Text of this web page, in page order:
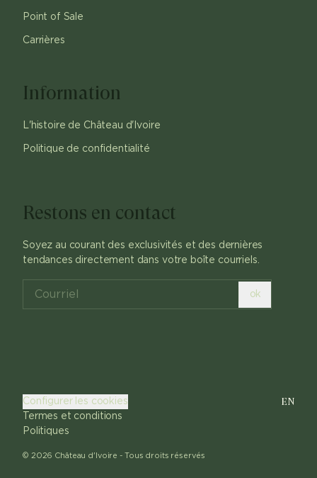
Point of Sale
Carrières
Information
L'histoire de Château d'Ivoire
Politique de confidentialité
Restons en contact
Soyez au courant des exclusivités et des dernières
tendances directement dans votre boîte courriels.
ok
© 2026 Château d'Ivoire - Tous droits réservés
Configurer les cookies
Termes et conditions
Politiques
EN